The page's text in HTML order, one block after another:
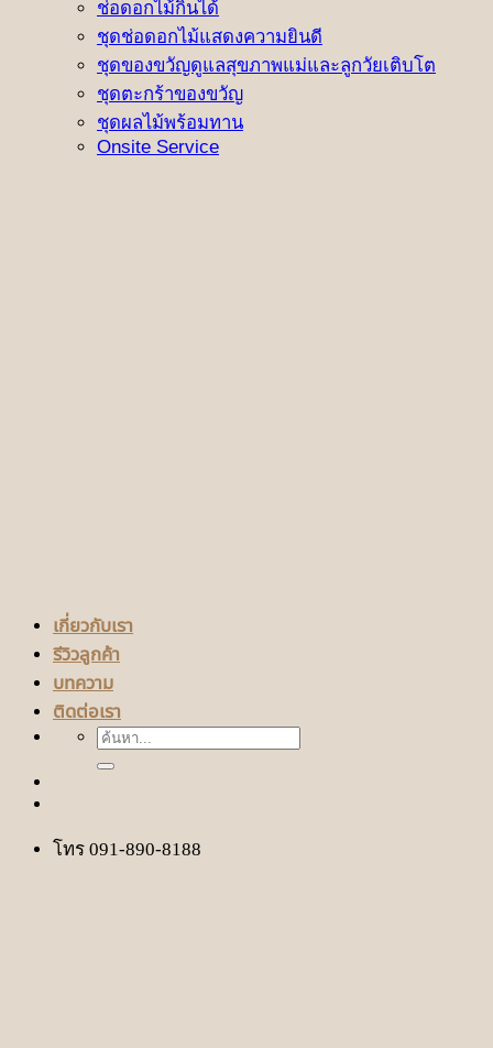
ช่อดอกไม้กินได้
ชุดช่อดอกไม้แสดงความยินดี
ชุดของขวัญดูแลสุขภาพแม่และลูกวัยเติบโต
ชุดตะกร้าของขวัญ
ชุดผลไม้พร้อมทาน
Onsite Service
เกี่ยวกับเรา
รีวิวลูกค้า
บทความ
ติดต่อเรา
ค้นหา:
โทร 091-890-8188